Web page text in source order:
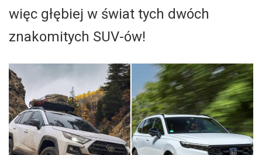
więc głębiej w świat tych dwóch
znakomitych SUV-ów!